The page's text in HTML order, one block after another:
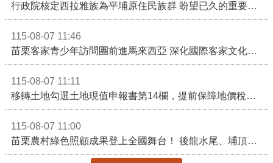
行政院核定西拉雅族為平埔原住民族群 盼望已久的重要時刻到來！8月13日起受理民族成員名冊登記
115-08-07 11:46
苗栗客家青少年訪問團前進馬來西亞 深化國際客家文化交流
115-08-07 11:11
移轉土地勾選土地現值申報書第14欄，提前保障地價稅節稅權益
115-08-07 11:00
苗栗農村綠色照顧成果登上全國舞台！ 後龍水尾、埔頂社區前進2026高齡健康產業博覽會